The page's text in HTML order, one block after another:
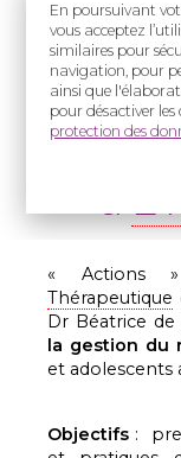
En poursuivant
vous acceptez
similaires pour
navigation, pour
ainsi que
pour désactiver les
protection des
Présentiel
d'
« Actions
Thérapeutique
Dr Béatrice de
la gestion du
et adolescents
Objectifs :